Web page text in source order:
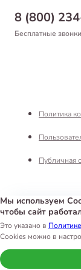
8 (800)
Бесплатные
Самовывоз
Реквизиты
Интернет-магазин
Политика
Публичная
Мы используем
чтобы сайт
Это указано в
Cookies можно в